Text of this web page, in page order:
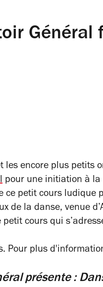
Général
encore plus petits
pour une initiation à
ce petit cours ludique
de la danse, venue
cours qui
Pour plus
présente :